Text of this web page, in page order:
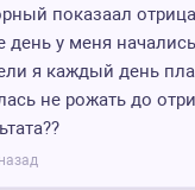
показаал
день у меня
я каждый день
не рожать до